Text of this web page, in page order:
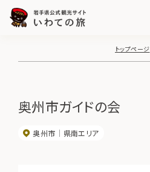
トップページ
奥州市ガイドの会
奥州市 県南エリア